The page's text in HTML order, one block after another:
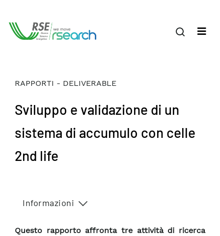
RAPPORTI - DELIVERABLE
Sviluppo e validazione di un
sistema di accumulo con celle
2nd life
Informazioni
Questo rapporto affronta tre attività di ricerca